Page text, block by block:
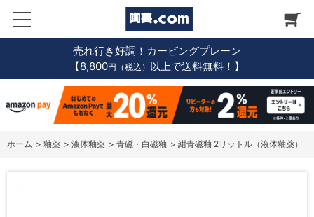
売れ行き好調！カービングプレーン
【8,800円（税込） 以上で送料無料！】
ホーム > 釉薬 > 液体釉薬 > 青磁・白磁釉 > 紺青磁釉 2リットル（液体釉薬）